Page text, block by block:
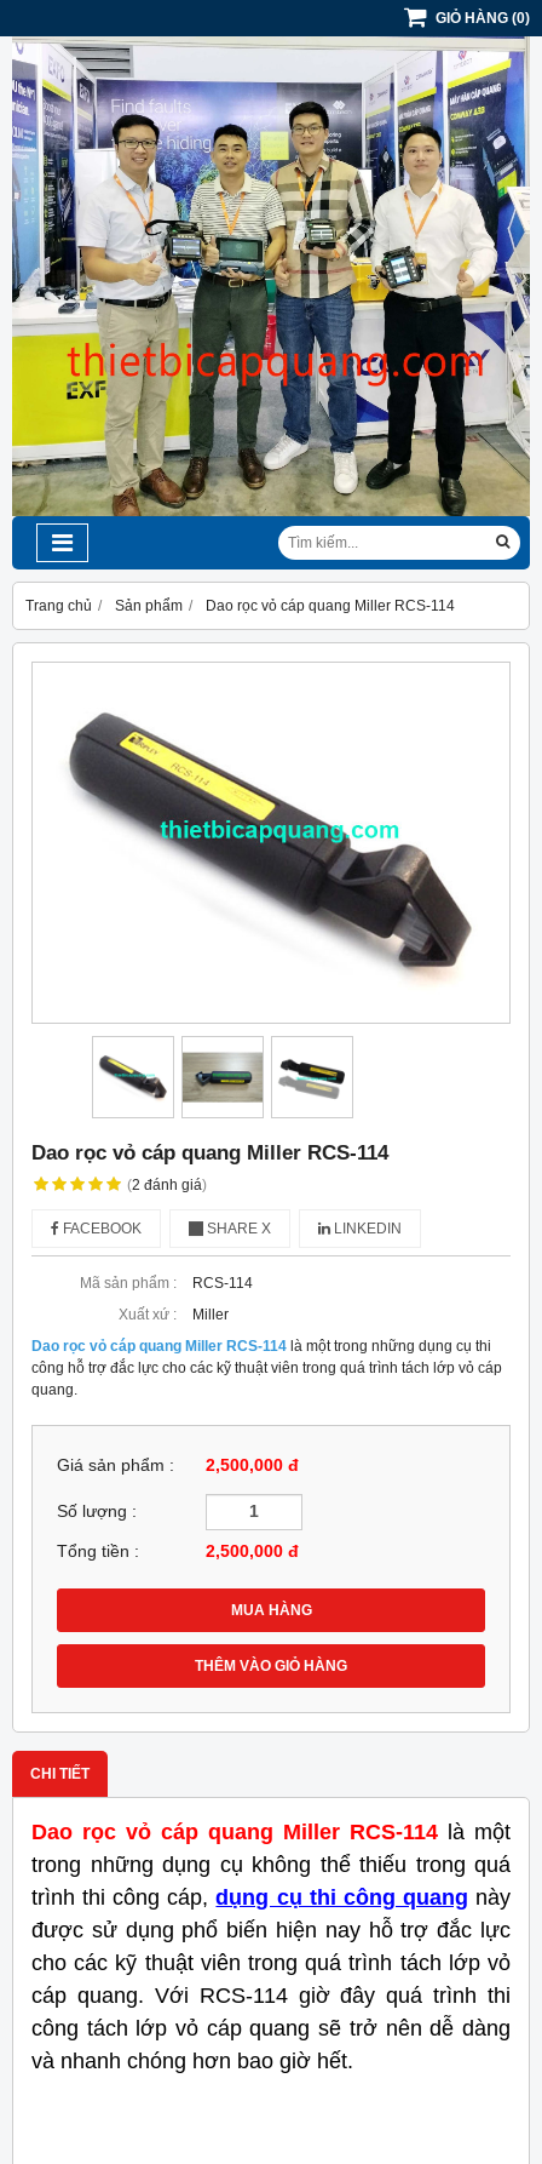
GIỎ HÀNG (0)
Trang chủ Sản phẩm Dao rọc vỏ cáp quang Miller RCS-114
Dao rọc vỏ cáp quang Miller RCS-114
(2 đánh giá)
FACEBOOK SHARE X LINKEDIN
Mã sản phẩm :
RCS-114
Xuất xứ :
Miller
Dao rọc vỏ cáp quang Miller RCS-114 là một trong những dụng cụ thi
công hỗ trợ đắc lực cho các kỹ thuật viên trong quá trình tách lớp vỏ cáp
quang.
Giá sản phẩm : 2,500,000 đ
Số lượng :
Tổng tiền : 2,500,000 đ
MUA HÀNG
THÊM VÀO GIỎ HÀNG
CHI TIẾT
Dao rọc vỏ cáp quang Miller RCS-114 là một
trong những dụng cụ không thể thiếu trong quá
trình thi công cáp,dụng cụ thi công quang này
được sử dụng phổ biến hiện nay hỗ trợ đắc lực
cho các kỹ thuật viên trong quá trình tách lớp vỏ
cáp quang. Với RCS-114 giờ đây quá trình thi
công tách lớp vỏ cáp quang sẽ trở nên dễ dàng
và nhanh chóng hơn bao giờ hết.